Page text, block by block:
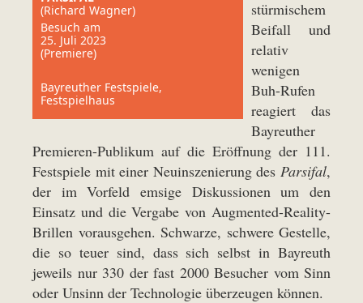
(Richard Wagner)
Besuch am
25. Juli 2023
(Premiere)
Bayreuther Festspiele,
Festspielhaus
stürmischem
Beifall und
relativ
wenigen
Buh-Rufen
reagiert das
Bayreuther
Premieren-Publikum auf die Eröffnung der 111.
Festspiele mit einer Neuinszenierung des Parsifal,
der im Vorfeld emsige Diskussionen um den
Einsatz und die Vergabe von Augmented-Reality-
Brillen vorausgehen. Schwarze, schwere Gestelle,
die so teuer sind, dass sich selbst in Bayreuth
jeweils nur 330 der fast 2000 Besucher vom Sinn
oder Unsinn der Technologie überzeugen können.